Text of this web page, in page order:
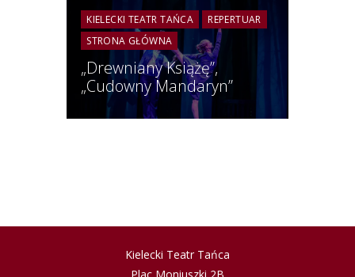
KIELECKI TEATR TAŃCA
REPERTUAR
STRONA GŁÓWNA
„Drewniany Książę”,
„Cudowny Mandaryn”
Kielecki Teatr Tańca